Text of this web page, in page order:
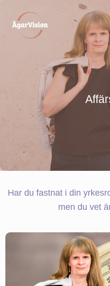
Har du fastnat i din
men du vet